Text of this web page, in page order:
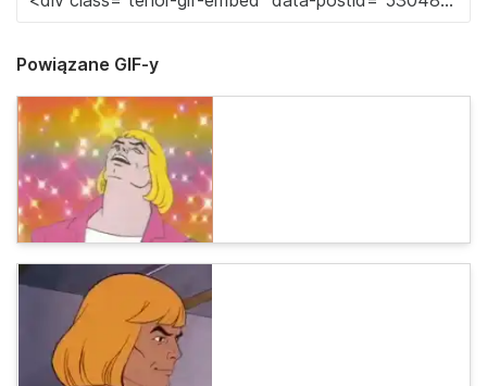
Powiązane GIF-y